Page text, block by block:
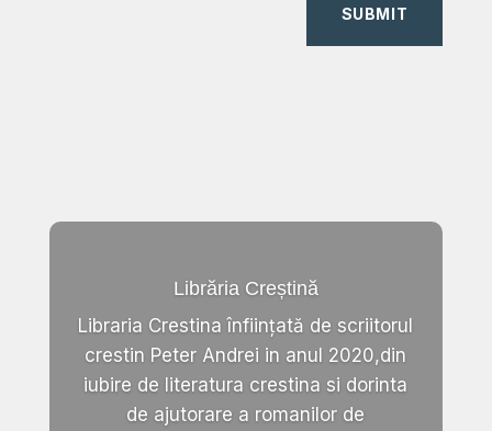
SUBMIT
Librăria Creștină
Libraria Crestina înființată de scriitorul
crestin Peter Andrei in anul 2020,din
iubire de literatura crestina si dorinta
de ajutorare a romanilor de